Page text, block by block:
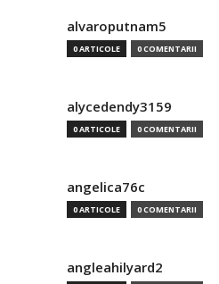
alvaroputnam5
0 ARTICOLE 0 COMENTARII
alycedendy3159
0 ARTICOLE 0 COMENTARII
angelica76c
0 ARTICOLE 0 COMENTARII
angleahilyard2